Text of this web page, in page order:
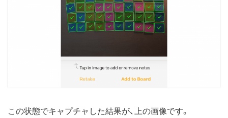
この状態でキャプチャした結果が、上の画像です。